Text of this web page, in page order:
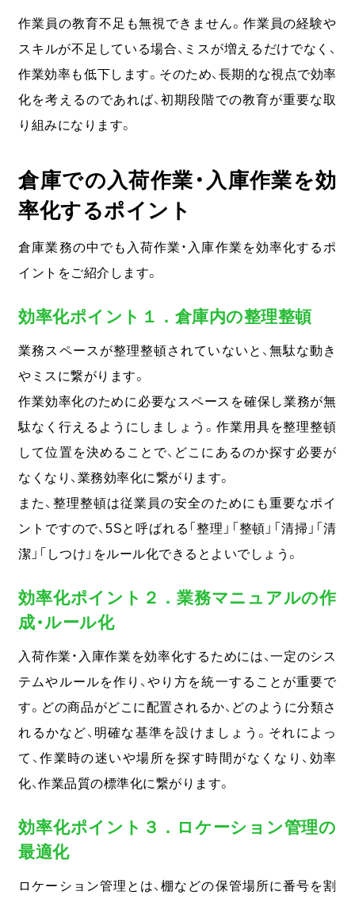
作業員の教育不足も無視できません。作業員の経験や
スキルが不足している場合、ミスが増えるだけでなく、
作業効率も低下します。そのため、長期的な視点で効率
化を考えるのであれば、初期段階での教育が重要な取
り組みになります。
倉庫での入荷作業・入庫作業を効
率化するポイント
倉庫業務の中でも入荷作業・入庫作業を効率化するポ
イントをご紹介します。
効率化ポイント１．倉庫内の整理整頓
業務スペースが整理整頓されていないと、無駄な動き
やミスに繋がります。
作業効率化のために必要なスペースを確保し業務が無
駄なく行えるようにしましょう。作業用具を整理整頓
して位置を決めることで、どこにあるのか探す必要が
なくなり、業務効率化に繋がります。
また、整理整頓は従業員の安全のためにも重要なポイ
ントですので、5Sと呼ばれる「整理」「整頓」「清掃」「清
潔」「しつけ」をルール化できるとよいでしょう。
効率化ポイント２．業務マニュアルの作
成・ルール化
入荷作業・入庫作業を効率化するためには、一定のシス
テムやルールを作り、やり方を統一することが重要で
す。どの商品がどこに配置されるか、どのように分類さ
れるかなど、明確な基準を設けましょう。それによっ
て、作業時の迷いや場所を探す時間がなくなり、効率
化、作業品質の標準化に繋がります。
効率化ポイント３．ロケーション管理の
最適化
ロケーション管理とは、棚などの保管場所に番号を割